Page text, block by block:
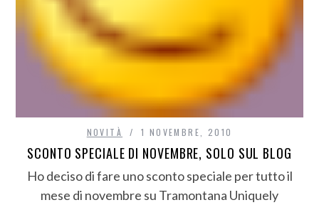
NOVITÀ 1 NOVEMBRE, 2010
SCONTO SPECIALE DI NOVEMBRE, SOLO SUL BLOG
Ho deciso di fare uno sconto speciale per tutto il
mese di novembre su Tramontana Uniquely